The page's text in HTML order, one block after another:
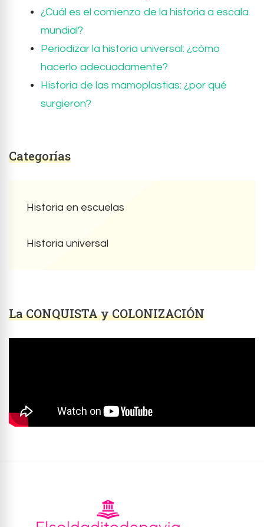
¿Cuál es el comienzo de la historia a escala
mundial?
Periodizar la historia universal: ¿cómo
hacerlo adecuadamente?
Historia de las mamoplastias: ¿por qué
surgieron?
Categorías
Historia en escuelas
Historia universal
La CONQUISTA y COLONIZACIÓN